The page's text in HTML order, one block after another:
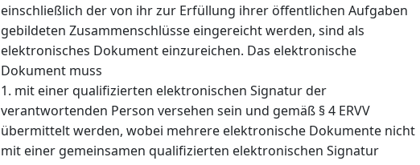
einschließlich der von ihr zur Erfüllung ihrer öffentlichen Aufgaben
gebildeten Zusammenschlüsse eingereicht werden, sind als
elektronisches Dokument einzureichen. Das elektronische
Dokument muss
1. mit einer qualifizierten elektronischen Signatur der
verantwortenden Person versehen sein und gemäß § 4 ERVV
übermittelt werden, wobei mehrere elektronische Dokumente nicht
mit einer gemeinsamen qualifizierten elektronischen Signatur